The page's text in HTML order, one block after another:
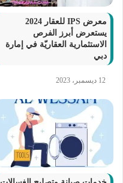
معرض IPS للعقار 2024
يستعرض أبرز الفرص
الاستثمارية العقاريّة في إمارة
دبي
12 ديسمبر، 2023